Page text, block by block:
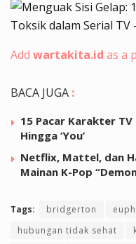
Add wartakita.id as a
BACA JUGA :
15 Pacar Karakter TV
Hingga ‘You’
Netflix, Mattel, dan
Mainan K-Pop
Tags: bridgerton
hubungan tidak sehat